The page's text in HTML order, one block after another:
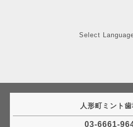
Select
人形町ミント
03-6661-